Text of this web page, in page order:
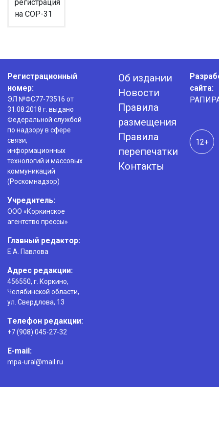
регистрация
на COP-31
Регистрационный
номер:
ЭЛ №ФС77-73516 от
31.08.2018 г. выдано
Федеральной службой
по надзору в сфере
связи,
информационных
технологий и массовых
коммуникаций
(Роскомнадзор)
Учредитель:
ООО «Коркинское
агентство прессы»
Главный редактор:
Е.А. Павлова
Адрес редакции:
456550, г. Коркино,
Челябинской области,
ул. Свердлова, 13
Телефон редакции:
+7 (908) 045-27-32
E-mail:
mpa-ural@mail.ru
Об издании
Новости
Правила
размещения
Правила
перепечатки
Контакты
сайта:
12+